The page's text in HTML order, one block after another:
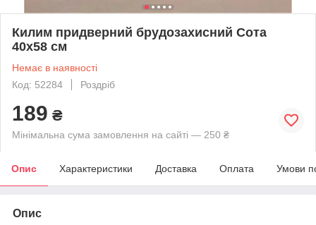
Килим придверний брудозахисний Сота
40х58 см
Немає в наявності
Код: 52284
Роздріб
189 ₴
Мінімальна сума замовлення на сайті — 250 ₴
Опис Характеристики Доставка Оплата Умови
Опис